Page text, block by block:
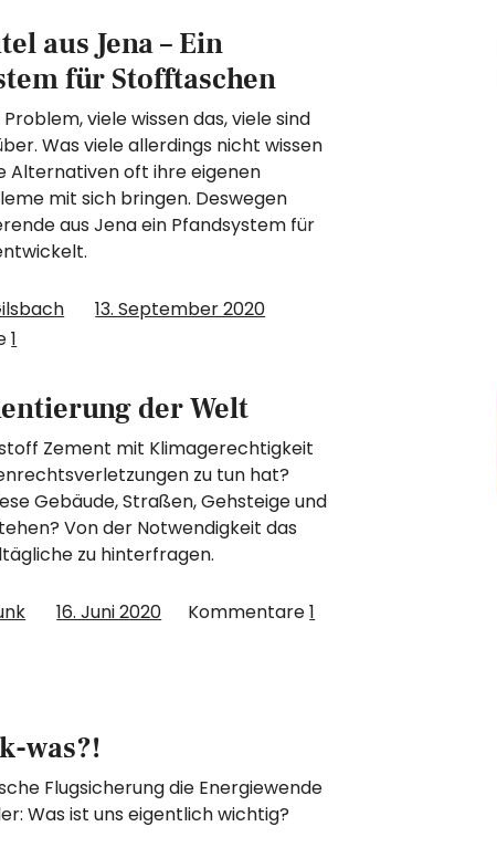
aus Jena – Ein
für Stofftaschen
viele wissen das, viele sind
Was viele allerdings nicht wissen
Alternativen oft ihre eigenen
mit sich bringen. Deswegen
aus Jena ein Pfandsystem für
13. September 2020
1
der Welt
Zement mit Klimagerechtigkeit
zu tun hat?
Gebäude, Straßen, Gehsteige und
Von der Notwendigkeit das
zu hinterfragen.
16. Juni 2020 Kommentare1
was?!
Flugsicherung die Energiewende
Was ist uns eigentlich wichtig?